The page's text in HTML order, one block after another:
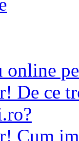
online
De ce
Cum